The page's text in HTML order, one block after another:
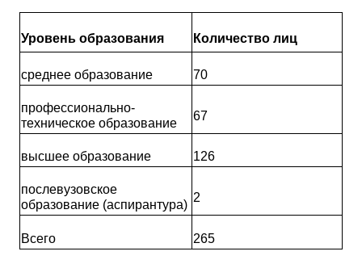
Уровень образования Количество лиц
среднее образование 70
профессионально-
техническое образование
67
высшее образование 126
послевузовское
образование (аспирантура)
2
Всего 265